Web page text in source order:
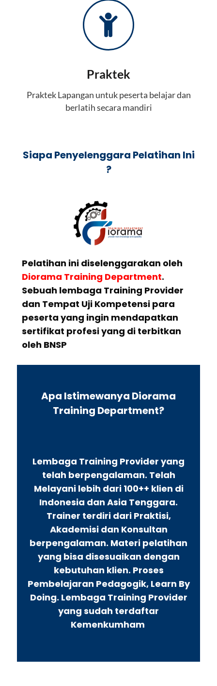
Praktek
Praktek Lapangan untuk peserta belajar dan
berlatih secara mandiri
Siapa Penyelenggara Pelatihan Ini
?
Pelatihan ini diselenggarakan oleh
Diorama Training Department.
Sebuah lembaga Training Provider
dan Tempat Uji Kompetensi para
peserta yang ingin mendapatkan
sertifikat profesi yang di terbitkan
oleh BNSP
Apa Istimewanya Diorama
Training Department?
Lembaga Training Provider yang
telah berpengalaman. Telah
Melayani lebih dari 100++ klien di
Indonesia dan Asia Tenggara.
Trainer terdiri dari Praktisi,
Akademisi dan Konsultan
berpengalaman. Materi pelatihan
yang bisa disesuaikan dengan
kebutuhan klien. Proses
Pembelajaran Pedagogik, Learn By
Doing. Lembaga Training Provider
yang sudah terdaftar
Kemenkumham